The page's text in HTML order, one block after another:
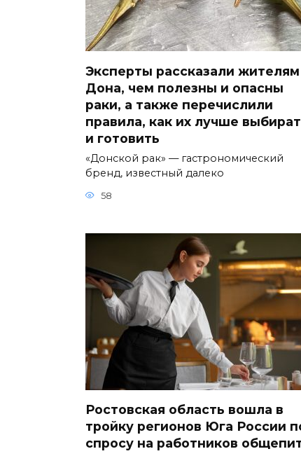
Эксперты рассказали жителям
Дона, чем полезны и опасны
раки, а также перечислили
правила, как их лучше
и готовить
«Донской рак» — гастрономический
бренд, известный далеко
58
Ростовская область вошла в
тройку регионов Юга России
спросу на работников